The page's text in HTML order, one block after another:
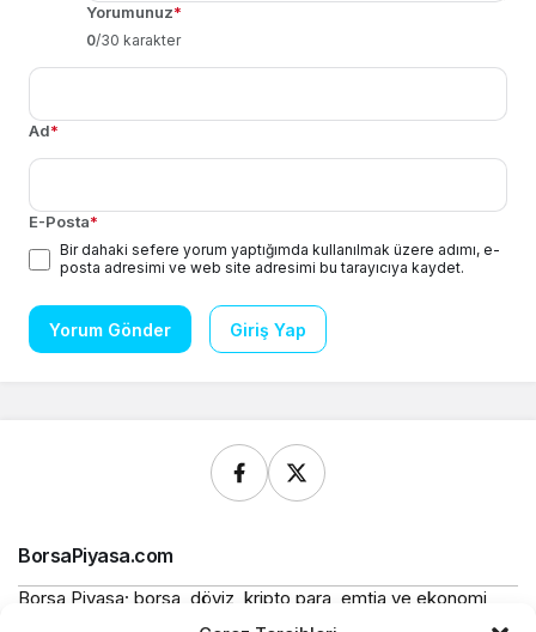
Yorumunuz*
0/30 karakter
Ad*
E-Posta*
Bir dahaki sefere yorum yaptığımda kullanılmak üzere adımı, e-
posta adresimi ve web site adresimi bu tarayıcıya kaydet.
Yorum Gönder Giriş Yap
BorsaPiyasa.com
Borsa Piyasa; borsa, döviz, kripto para, emtia ve ekonomi
alanlarında güncel haberler, piyasa verileri ve bilgilendirici